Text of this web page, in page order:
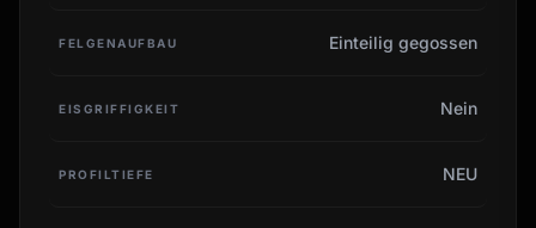
FELGENAUFBAU Einteilig gegossen
EISGRIFFIGKEIT Nein
PROFILTIEFE NEU